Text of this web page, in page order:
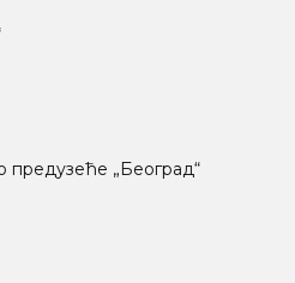
предузеће „Београд“